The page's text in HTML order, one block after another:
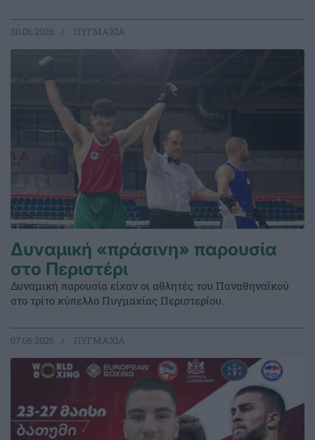
30.06.2026 ΠΥΓΜΑΧΙΑ
Δυναμική «πράσινη» παρουσία
στο Περιστέρι
Δυναμική παρουσία είχαν οι αθλητές του Παναθηναϊκού
στο τρίτο κύπελλο Πυγμαχίας Περιστερίου.
07.06.2026 ΠΥΓΜΑΧΙΑ